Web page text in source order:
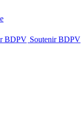
Soutenir BDPV